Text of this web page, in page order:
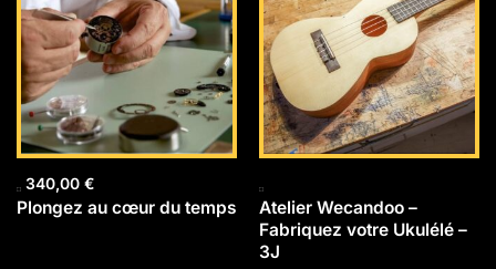
340,00 €
Plongez au cœur du temps
Atelier Wecandoo –
Fabriquez votre Ukulélé –
3J